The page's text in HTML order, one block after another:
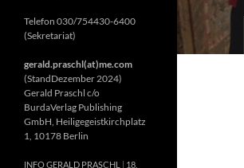
Telefon 030/754430-6400
(Sekretariat)
gerald.praschl(at)me.com
(StandDezember 2024)
Gerald Praschl c/o
BurdaVerlag Publishing
GmbH, Heiligegeistkirchplatz
1, 10178 Berlin
INFO GERALD PRASCHL
18.